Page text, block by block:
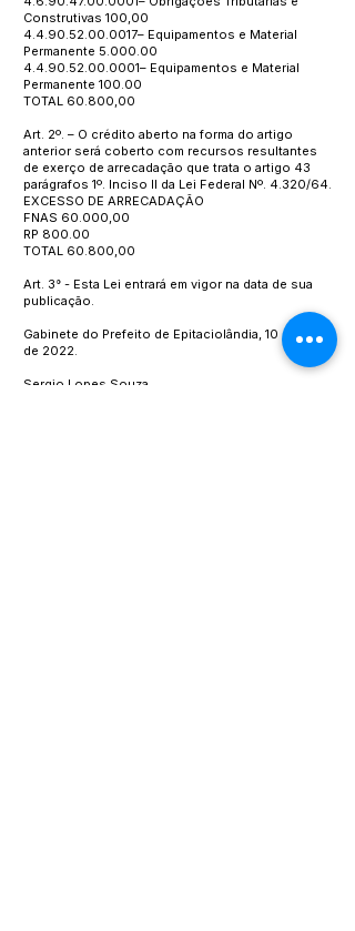
Construtivas 100,00
4.4.90.52.00.0017– Equipamentos e Material
Permanente 5.000.00
4.4.90.52.00.0001– Equipamentos e Material
Permanente 100.00
TOTAL 60.800,00
Art. 2º. – O crédito aberto na forma do artigo
anterior será coberto com recursos resultantes
de exerço de arrecadação que trata o artigo 43
parágrafos 1º. Inciso II da Lei Federal Nº. 4.320/64.
EXCESSO DE ARRECADAÇÃO
FNAS 60.000,00
RP 800.00
TOTAL 60.800,00
Art. 3° - Esta Lei entrará em vigor na data de sua
publicação.
Gabinete do Prefeito de Epitaciolândia, 10 de maio
de 2022.
Sergio Lopes Souza